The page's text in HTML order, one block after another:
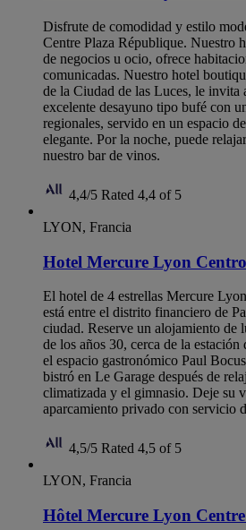
Disfrute de comodidad y estilo
Centre Plaza République. Nuestro
de negocios u ocio, ofrece
comunicadas. Nuestro hotel
de la Ciudad de las Luces, le invita
excelente desayuno tipo bufé con
regionales, servido en un espacio
elegante. Por la noche, puede
nuestro bar de vinos.
4,4/5 Rated 4,4 of 5
LYON, Francia
Hotel Mercure Lyon
El hotel de 4 estrellas Mercure
está entre el distrito financiero de
ciudad. Reserve un alojamiento de
de los años 30, cerca de la
el espacio gastronómico Paul
bistró en Le Garage después de
climatizada y el gimnasio. Deje su
aparcamiento privado con servicio
4,5/5 Rated 4,5 of 5
LYON, Francia
Hôtel Mercure Lyon